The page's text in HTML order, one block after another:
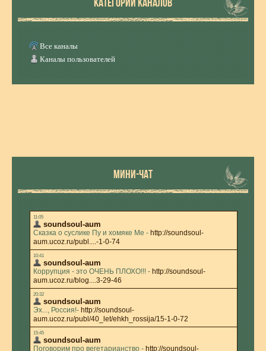
Все каналы
Каналы пользователей
МИНИ-ЧАТ